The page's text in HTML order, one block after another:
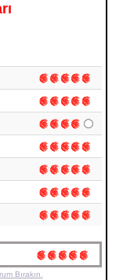
Bırakın.